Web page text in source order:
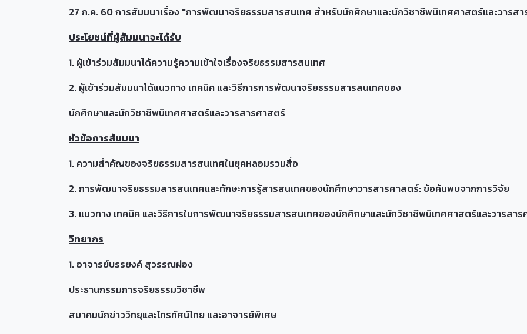
27 ก.ค. 60 การสัมมนาเรื่อง "การพัฒนาจริยธรรมสารสนเทศ สำหรับนักศึกษาและนักวิชาชีพนิเทศศาสตร์และวารส
ประโยชน์ที่ผู้สัมมนาจะได้รับ
1. ผู้เข้าร่วมสัมมนาได้ความรู้ความเข้าใจเรื่องจริยธรรมสารสนเทศ
2. ผู้เข้าร่วมสัมมนาได้แนวทาง เทคนิค และวิธีการการพัฒนาจริยธรรมสารสนเทศของ
นักศึกษาและนักวิชาชีพนิเทศศาสตร์และวารสารศาสตร์
หัวข้อการสัมมนา
1. ความสำคัญของจริยธรรมสารสนเทศในยุคหลอมรวมสื่อ
2. การพัฒนาจริยธรรมสารสนเทศและทักษะการรู้สารสนเทศของนักศึกษาวารสารศาสตร์: ข้อค้นพบจากการวิจัย
3. แนวทาง เทคนิค และวิธีการในการพัฒนาจริยธรรมสารสนเทศของนักศึกษาและนักวิชาชีพนิเทศศาสตร์และวารสา
วิทยากร
1. อาจารย์บรรยงค์ สุวรรณผ่อง
ประธานกรรมการจริยธรรมวิชาชีพ
สมาคมนักข่าววิทยุและโทรทัศน์ไทย และอาจารย์พิเศษ